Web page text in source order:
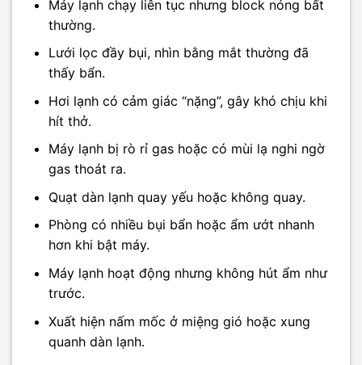
Máy lạnh chạy liên tục nhưng block nóng bất
thường.
Lưới lọc đầy bụi, nhìn bằng mắt thường đã
thấy bẩn.
Hơi lạnh có cảm giác “nặng”, gây khó chịu khi
hít thở.
Máy lạnh bị rò rỉ gas hoặc có mùi lạ nghi ngờ
gas thoát ra.
Quạt dàn lạnh quay yếu hoặc không quay.
Phòng có nhiều bụi bẩn hoặc ẩm ướt nhanh
hơn khi bật máy.
Máy lạnh hoạt động nhưng không hút ẩm như
trước.
Xuất hiện nấm mốc ở miệng gió hoặc xung
quanh dàn lạnh.